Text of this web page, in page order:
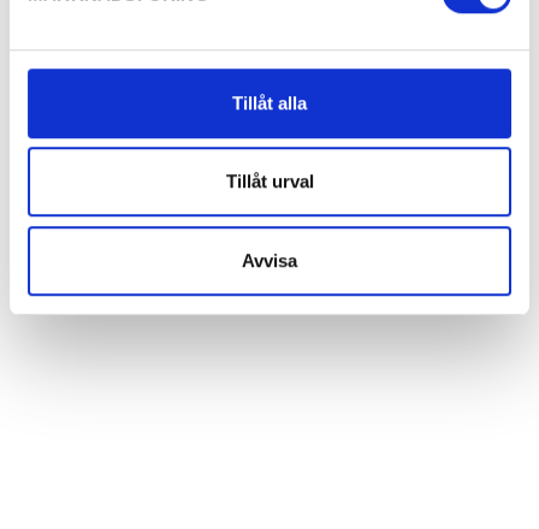
Tillåt alla
Tillåt urval
Avvisa